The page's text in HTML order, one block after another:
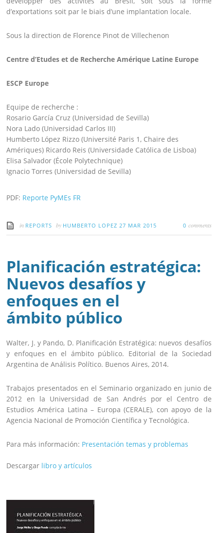
d’exportations soit par le biais d’une implantation locale.
Sous la direction de Florence Pinot de Villechenon
Centre d’Etudes et de Recherche Amérique Latine Europe
ESCP Europe
Equipe de recherche :
Rosario García Cruz (Universidad de Sevilla)
Nora Lado (Universidad Carlos III)
Humberto López Rizzo (Université Paris 1, Chaire des
Amériques) Ricardo Reis (Universidade Católica de Lisboa)
Elisa Salvador (École Polytechnique)
Ignacio Torres (Universidad de Sevilla)
PDF: Reporte PyMEs FR
in REPORTS by HUMBERTO LOPEZ 27 MAR 2015 0 comments
Planificación estratégica:
Nuevos desafíos y
enfoques en el
ámbito público
Walter, J. y Pando, D. Planificación Estratégica: nuevos desafíos
y enfoques en el ámbito público. Editorial de la Sociedad
Argentina de Análisis Político. Buenos Aires, 2014.
Trabajos presentados en el Seminario organizado en junio de
2012 en la Universidad de San Andrés por el Centro de
Estudios América Latina – Europa (CERALE), con apoyo de la
Agencia Nacional de Promoción Científica y Tecnológica.
Para más información: Presentación temas y problemas
Descargar libro y artículos